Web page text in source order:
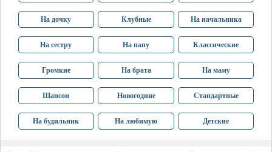
На дочку Клубные На начальника
На сестру На папу Классические
Громкие На брата На маму
Шансон Новогодние Стандартные
На будильник На любимую Детские